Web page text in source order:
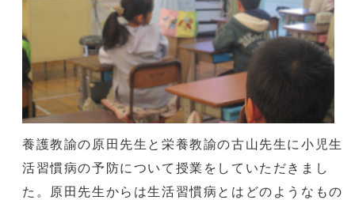
養護教諭の原田先生と栄養教諭の古山先生に小児生
活習慣病の予防について授業をしていただきまし
た。原田先生からは生活習慣病とはどのようなもの